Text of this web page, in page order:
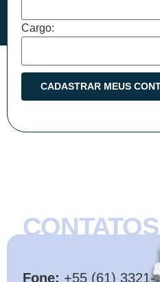
Cargo:
CONTATOS
Fone: +55 (61) 3321-